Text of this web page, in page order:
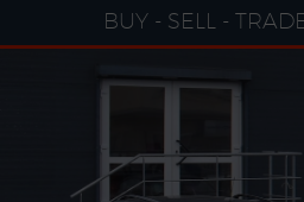
BUY - SELL -
Cookies management panel